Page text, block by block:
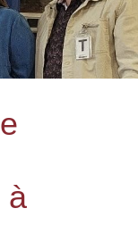
à